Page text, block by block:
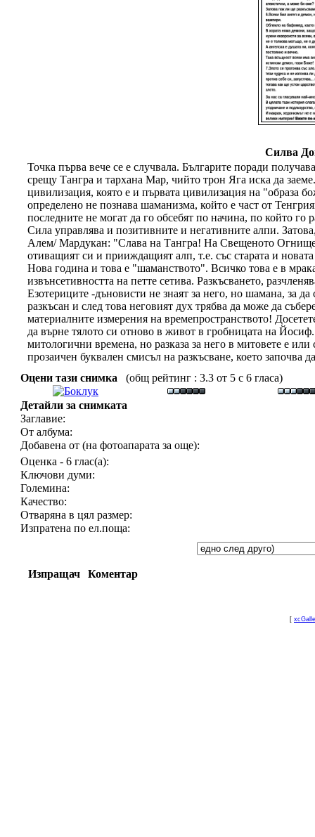
Силва
Точка първа вече се е случвала. Българите поради
срещу Тангра и тархана Мар, чийто трон Яга иска да
цивилизация, която е и първата цивилизация на "образа
определено не познава шаманизма, който е част от
последните не могат да го обсебят по начина, по който
Сила управлява и позитивните и негативните алпи.
Алем/ Мардукан: "Слава на Тангра! На Свещеното Огнище
отиващият си и прииждащият алп, т.е. със старата и
Нова година и това е "шаманството". Всичко това е в
извънсетивността на петте сетива. Разкъсването,
Езотериците -дъновисти не знаят за него, но шамана, за
разкъсан и след това неговият дух трябва да може да
материалните измерения на времепространството!
да върне тялото си отново в живот в гробницата на
митологични времена, но разказа за него в митовете е
прозаичен буквален смисъл на разкъсване, което започва
Оцени тази снимка
(общ рейтинг : 3.3 от 5 с 6 гласа)
Детайли за снимката
Заглавие:
От албума:
Добавена от (на фотоапарата за още):
Оценка - 6 глас(а):
Ключови думи:
Големина:
Качество:
Отваряна в цял размер:
Изпратена по ел.поща:
Изпращач Коментар
[